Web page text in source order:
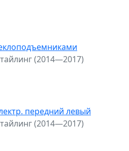
(2014—2017)
передний левый
(2014—2017)